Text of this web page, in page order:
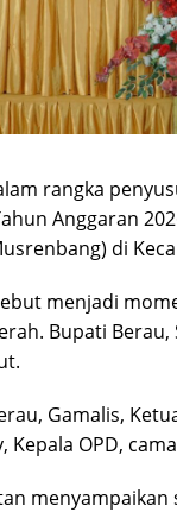
rangka
Anggaran
di
menjadi
Bupati
Gamalis,
Kepala OPD,